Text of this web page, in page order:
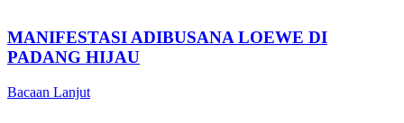
MANIFESTASI ADIBUSANA LOEWE DI
PADANG HIJAU
Bacaan Lanjut